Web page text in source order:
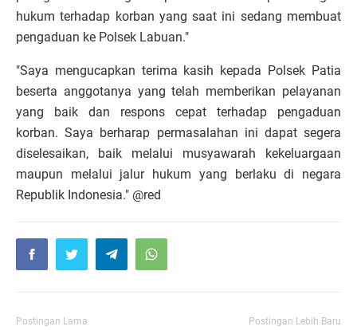
hukum terhadap korban yang saat ini sedang membuat
pengaduan ke Polsek Labuan."
"Saya mengucapkan terima kasih kepada Polsek Patia
beserta anggotanya yang telah memberikan pelayanan
yang baik dan respons cepat terhadap pengaduan
korban. Saya berharap permasalahan ini dapat segera
diselesaikan, baik melalui musyawarah kekeluargaan
maupun melalui jalur hukum yang berlaku di negara
Republik Indonesia." @red
Postingan Lama Postingan Lebih Baru